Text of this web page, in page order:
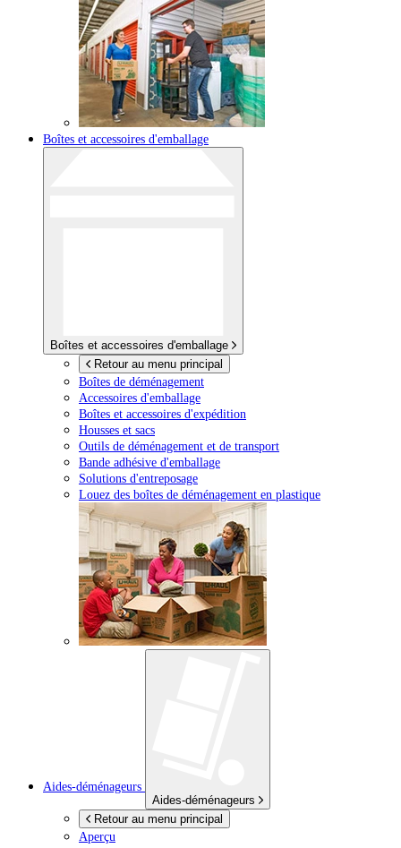
Boîtes et accessoires d'emballage
Boîtes et accessoires d'emballage
Retour au menu principal
Boîtes de déménagement
Accessoires d'emballage
Boîtes et accessoires d'expédition
Housses et sacs
Outils de déménagement et de transport
Bande adhésive d'emballage
Solutions d'entreposage
Louez des boîtes de déménagement en plastique
Aides-déménageurs
Aides-déménageurs
Retour au menu principal
Aperçu